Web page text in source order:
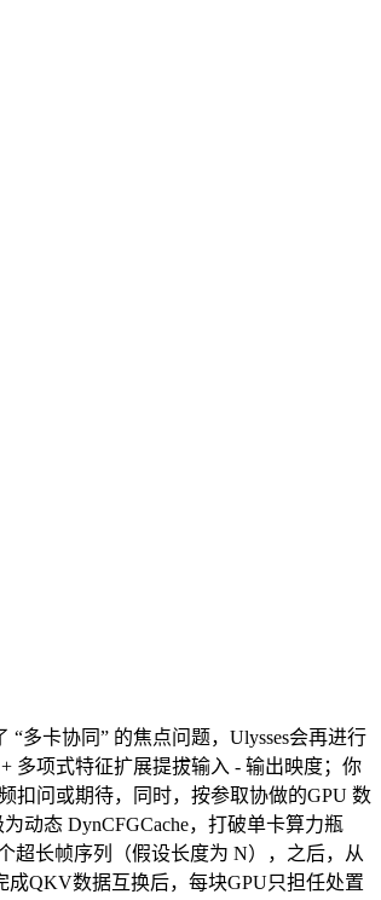
卡协同” 的焦点问题，Ulysses会再进行
多项式特征扩展提拔输入 - 输出映度；你
扣问或期待，同时，按参取协做的GPU 数
动态 DynCFGCache，打破单卡算力瓶
超长帧序列（假设长度为 N），之后，从
QKV数据互换后，每块GPU只担任处置